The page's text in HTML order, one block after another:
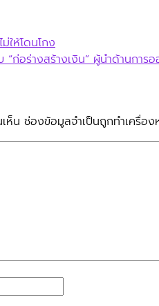
ให้โดนโกง
ก่อร่างสร้างเงิน” ผู้นำด้านการ
ห็น ช่องข้อมูลจำเป็นถูกทำเครื่อง